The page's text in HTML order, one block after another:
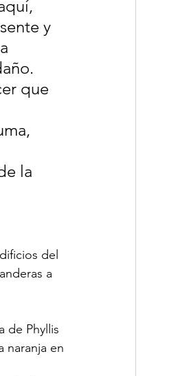
y
que
la
del
a
de Phyllis
naranja en